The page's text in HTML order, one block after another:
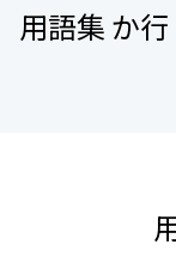
用語集 か行